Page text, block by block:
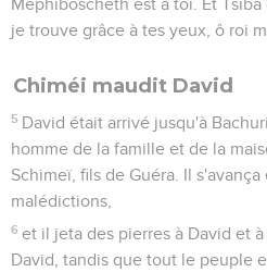
Mephiboscheth est à toi. Et
je trouve grâce à tes yeux, ô roi
Chiméi maudit David
5 David était arrivé jusqu'à
homme de la famille et de la
Schimeï, fils de Guéra. Il
malédictions,
6 et il jeta des pierres à David et
David, tandis que tout le peuple